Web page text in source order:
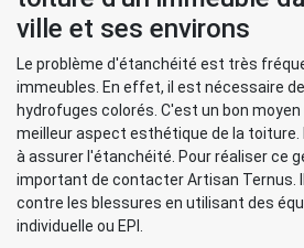
ville et ses environs
Le problème d'étanchéité est très
immeubles. En effet, il est nécessaire
hydrofuges colorés. C'est un bon
meilleur aspect esthétique de la toiture.
à assurer l'étanchéité. Pour réaliser ce
important de contacter Artisan Ternus.
contre les blessures en utilisant des
individuelle ou EPI.